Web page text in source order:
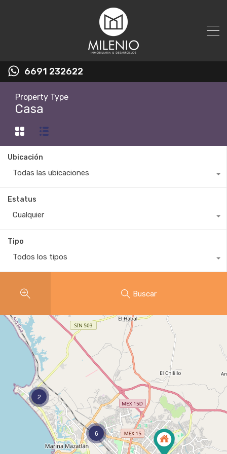
6691 232622
Property Type
Casa
Ubicación
Todas las ubicaciones
Estatus
Cualquier
Tipo
Todos los tipos
Buscar
2
6